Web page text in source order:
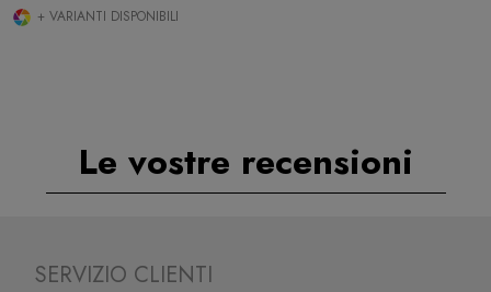
+ VARIANTI DISPONIBILI
Le vostre recensioni
SERVIZIO CLIENTI